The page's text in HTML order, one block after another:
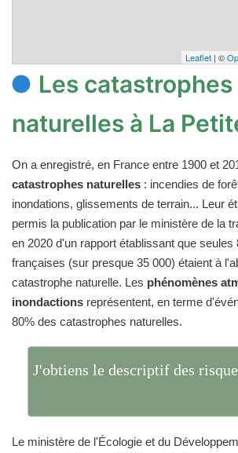
Leaflet | ©
Les catastrophes
naturelles à La
On a enregistré, en France entre 1900 et
catastrophes naturelles : incendies de
inondations, glissements de terrain... Leur
permis la publication par le ministère de la
en 2020 d'un rapport établissant que
françaises (sur presque 35 000) étaient à
catastrophe naturelle. Les phénomènes
inondactions représentent, en terme
80% des catastrophes naturelles.
J'obtiens le descriptif des
Le ministère de l'Écologie et du